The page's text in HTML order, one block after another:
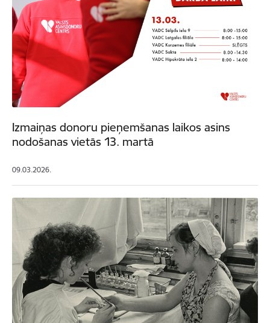
Izmaiņas donoru pieņemšanas laikos asins
nodošanas vietās 13. martā
09.03.2026.